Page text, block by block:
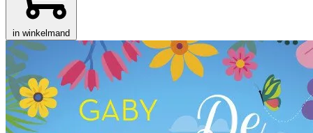
in winkelmand